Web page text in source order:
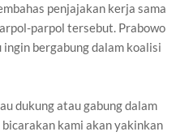
penjajakan kerja sama
parpol tersebut. Prabowo
bergabung dalam koalisi
dukung atau gabung dalam
kami akan yakinkan